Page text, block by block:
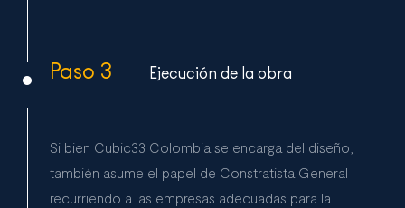
Paso 3 Ejecución de la obra
Si bien Cubic33 Colombia se encarga del diseño,
también asume el papel de Constratista General
recurriendo a las empresas adecuadas para la